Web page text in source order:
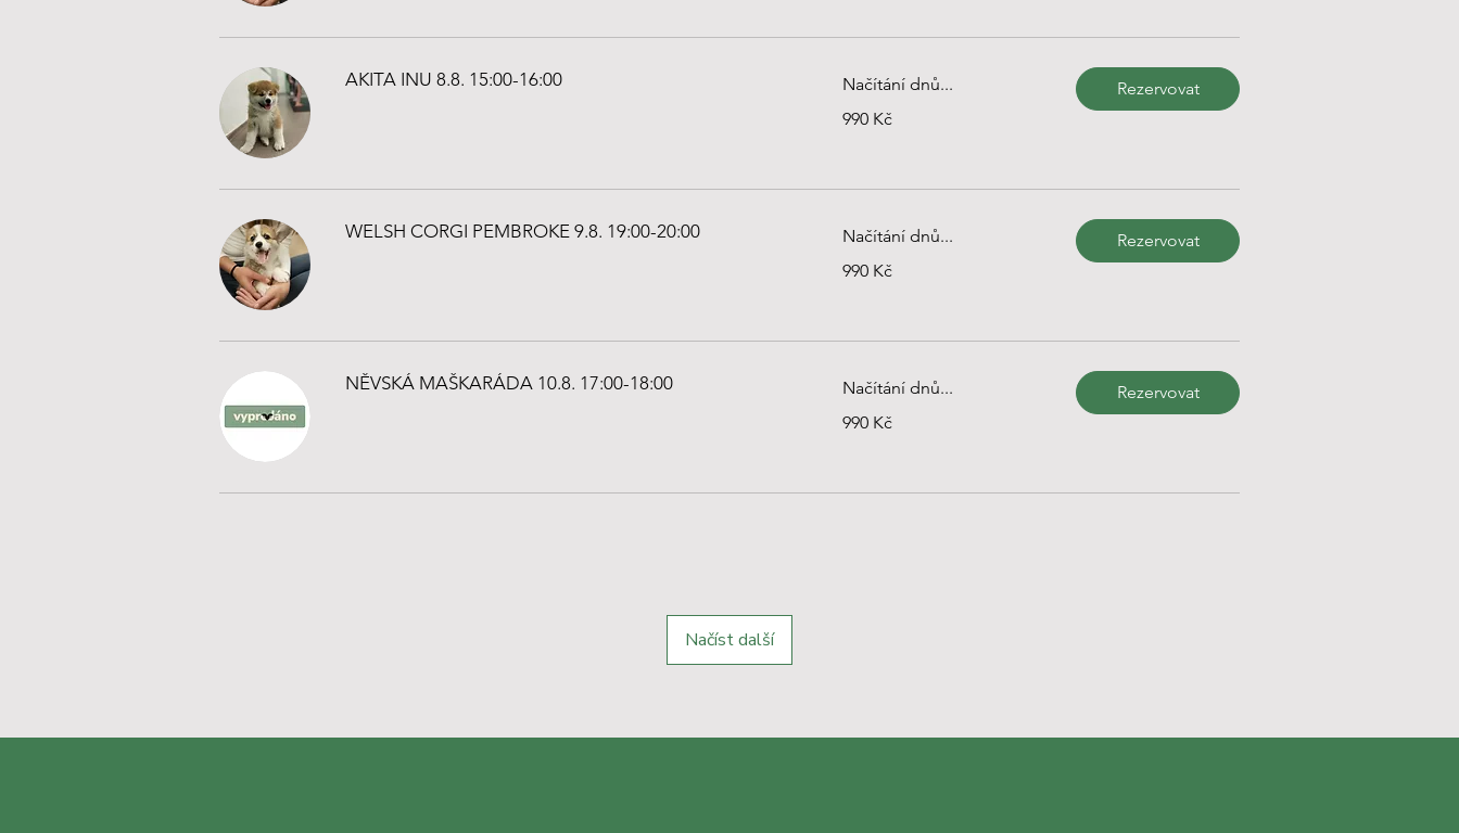
AKITA INU 8.8. 15:00-16:00 Načítání dnů...
českých
990 Kč
Rezervovat
WELSH CORGI PEMBROKE 9.8. 19:00-20:00 Načítání dnů...
českých
990 Kč
Rezervovat
NĚVSKÁ MAŠKARÁDA 10.8. 17:00-18:00 Načítání dnů...
českých
990 Kč
Rezervovat
Načíst další